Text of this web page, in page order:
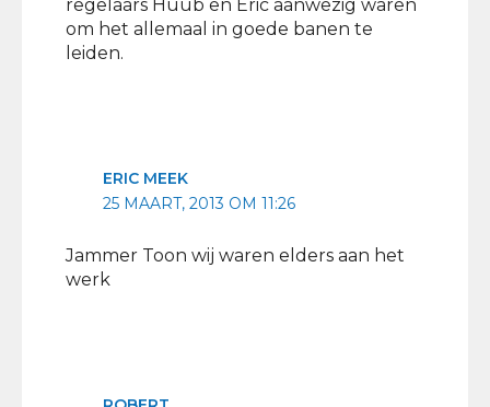
regelaars Huub en Eric aanwezig waren
om het allemaal in goede banen te
leiden.
ERIC MEEK
25 MAART, 2013 OM 11:26
Jammer Toon wij waren elders aan het
werk